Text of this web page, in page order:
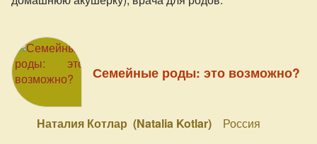
Семейные роды: это возможно?
Наталия Котлар (Natalia Kotlar)
Россия